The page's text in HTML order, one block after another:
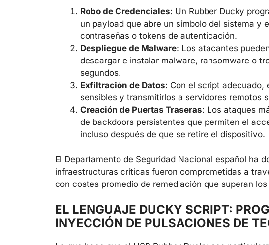
Robo de Credenciales: Un Rubber Ducky
un payload que abre un símbolo del sistema y
contraseñas o tokens de autenticación.
Despliegue de Malware: Los atacantes
descargar e instalar malware, ransomware o
segundos.
Exfiltración de Datos: Con el script adecuado,
sensibles y transmitirlos a servidores remotos
Creación de Puertas Traseras: Los ataques
de backdoors persistentes que permiten el
incluso después de que se retire el dispositivo.
El Departamento de Seguridad Nacional español ha
infraestructuras críticas fueron comprometidas a
con costes promedio de remediación que superan
EL LENGUAJE DUCKY SCRIPT:
INYECCIÓN DE PULSACIONES DE